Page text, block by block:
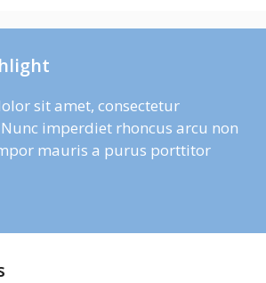
sit amet, consectetur
imperdiet rhoncus arcu non
mauris a purus porttitor